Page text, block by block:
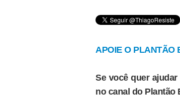
APOIE O PLANTÃO
Se você quer
no canal do Plantão